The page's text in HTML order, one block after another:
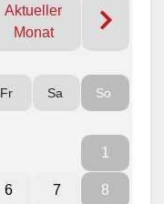
Aktueller
Monat
Fr Sa So
1
6 7 8